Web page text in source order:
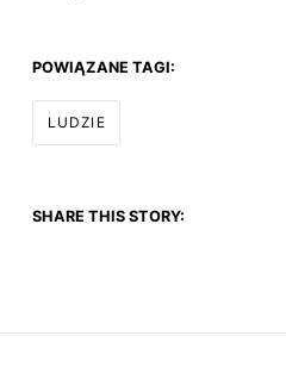
POWIĄZANE TAGI:
LUDZIE
SHARE THIS STORY: